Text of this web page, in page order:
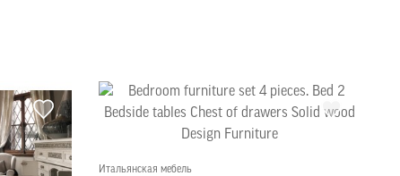
Итальянская мебель